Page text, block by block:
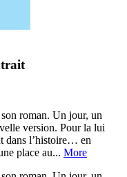
roman. Un jour, un
version. Pour la lui
dans l’histoire… en
place au... More